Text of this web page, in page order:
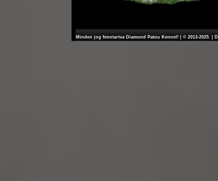
Minden jog fenntartva Diamond Patou Kennel! | © 2013-2025. |